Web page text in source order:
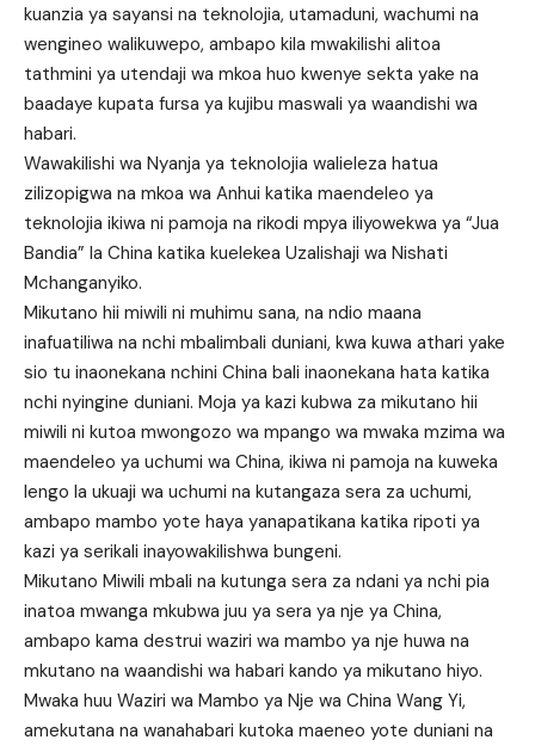
kuanzia ya sayansi na teknolojia, utamaduni, wachumi na
wengineo walikuwepo, ambapo kila mwakilishi alitoa
tathmini ya utendaji wa mkoa huo kwenye sekta yake na
baadaye kupata fursa ya kujibu maswali ya waandishi wa
habari.
Wawakilishi wa Nyanja ya teknolojia walieleza hatua
zilizopigwa na mkoa wa Anhui katika maendeleo ya
teknolojia ikiwa ni pamoja na rikodi mpya iliyowekwa ya “Jua
Bandia” la China katika kuelekea Uzalishaji wa Nishati
Mchanganyiko.
Mikutano hii miwili ni muhimu sana, na ndio maana
inafuatiliwa na nchi mbalimbali duniani, kwa kuwa athari yake
sio tu inaonekana nchini China bali inaonekana hata katika
nchi nyingine duniani. Moja ya kazi kubwa za mikutano hii
miwili ni kutoa mwongozo wa mpango wa mwaka mzima wa
maendeleo ya uchumi wa China, ikiwa ni pamoja na kuweka
lengo la ukuaji wa uchumi na kutangaza sera za uchumi,
ambapo mambo yote haya yanapatikana katika ripoti ya
kazi ya serikali inayowakilishwa bungeni.
Mikutano Miwili mbali na kutunga sera za ndani ya nchi pia
inatoa mwanga mkubwa juu ya sera ya nje ya China,
ambapo kama destrui waziri wa mambo ya nje huwa na
mkutano na waandishi wa habari kando ya mikutano hiyo.
Mwaka huu Waziri wa Mambo ya Nje wa China Wang Yi,
amekutana na wanahabari kutoka maeneo yote duniani na